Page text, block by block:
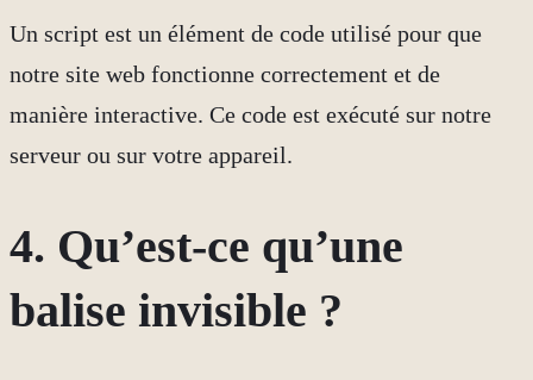
Un script est un élément de code utilisé pour que
notre site web fonctionne correctement et de
manière interactive. Ce code est exécuté sur notre
serveur ou sur votre appareil.
4. Qu’est-ce qu’une
balise invisible ?